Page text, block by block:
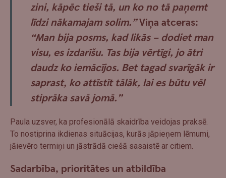
zini, kāpēc tieši tā, un ko no tā paņemt
līdzi nākamajam solim.”Viņa atceras:
“Man bija posms, kad likās – dodiet man
visu, es izdarīšu. Tas bija vērtīgi, jo ātri
daudz ko iemācījos. Bet tagad svarīgāk ir
saprast, ko attīstīt tālāk, lai es būtu vēl
stiprāka savā jomā.”
Paula uzsver, ka profesionālā skaidrība veidojas praksē.
To nostiprina ikdienas situācijas, kurās jāpieņem lēmumi,
jāievēro termiņi un jāstrādā ciešā sasaistē ar citiem.
Sadarbība, prioritātes un atbildība